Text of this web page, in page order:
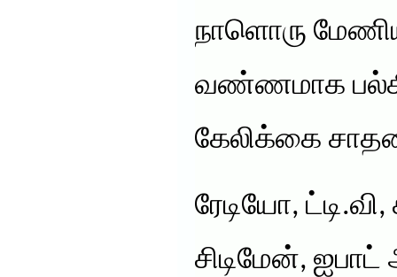
நாளொரு
வண்ணமாக
கேலிக்கை
ரேடியோ,
சிடிமேன், ஐபாட்